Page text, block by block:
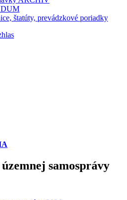
štatúty, prevádzkové poriadky
samosprávy